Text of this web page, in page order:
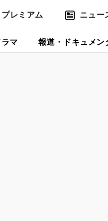
プレミアム ニュー
ラマ 報道・ドキュメン